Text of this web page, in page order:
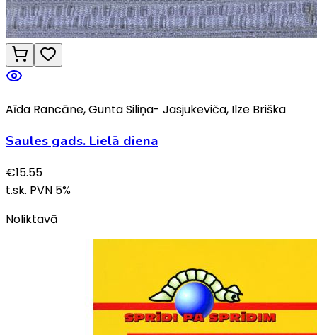
Aīda Rancāne, Gunta Siliņa- Jasjukeviča, Ilze Briška
Saules gads. Lielā diena
€15.55
t.sk. PVN 5%
Noliktavā